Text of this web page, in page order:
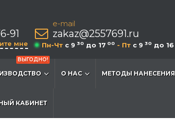
91
мне
e-mail
zakaz@2557691.ru
Пн-Чт c 9 30 до 17 00 - Пт c 9 30 до 16
ВЫГОДНО!
О НАС МЕТОДЫ НАНЕСЕНИЯ
КАБИНЕТ